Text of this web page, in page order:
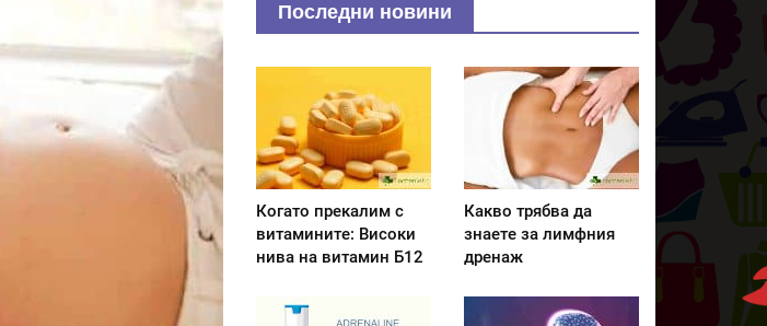
Последни новини
Когато прекалим с
витамините: Високи
нива на витамин Б12
Какво трябва да
знаете за лимфния
дренаж